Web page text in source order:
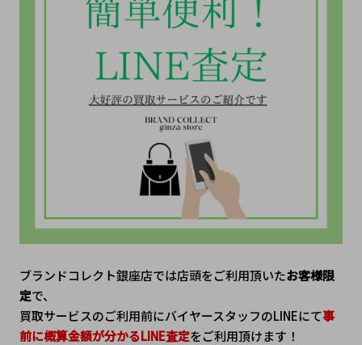
ブランドコレクト銀座店では店頭をご利用頂いたお客様限
定で、
買取サービスのご利用前にバイヤースタッフのLINEにて事
前に概算金額が分かるLINE査定をご利用頂けます！